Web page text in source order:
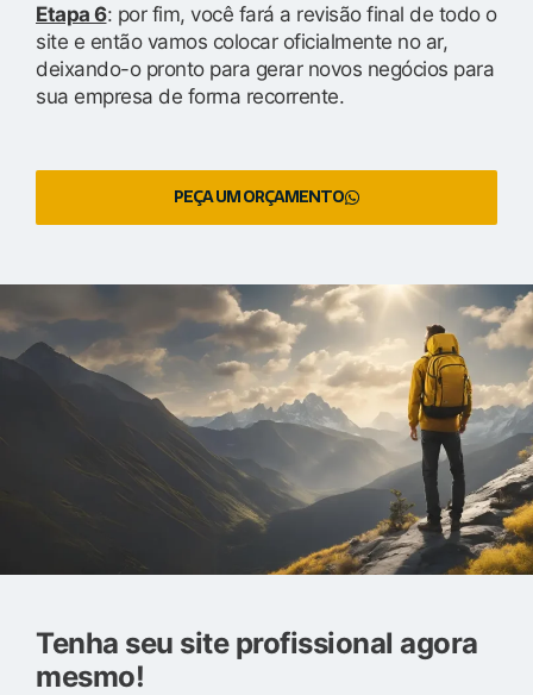
Etapa 6: por fim, você fará a revisão final de todo o
site e então vamos colocar oficialmente no ar,
deixando-o pronto para gerar novos negócios para
sua empresa de forma recorrente.
PEÇA UM ORÇAMENTO
Tenha seu site profissional agora
mesmo!